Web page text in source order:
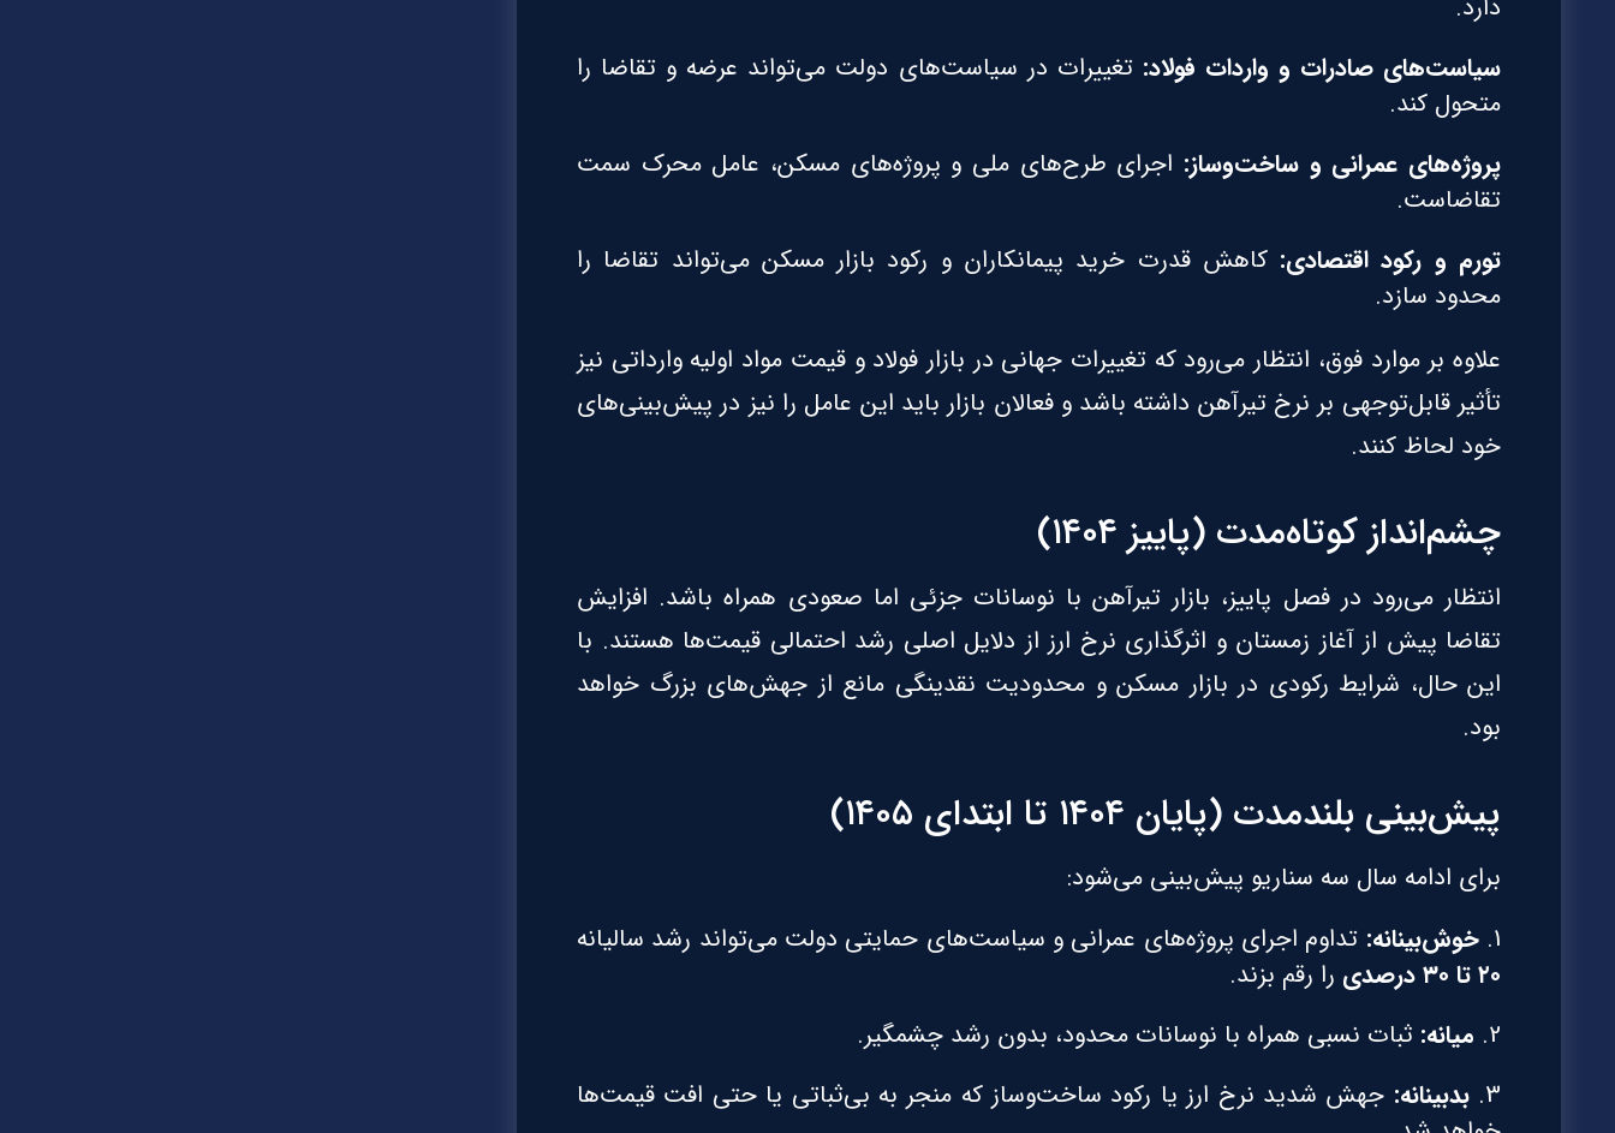
دارد.
سیاست‌های صادرات و واردات فولاد: تغییرات در سیاست‌های دولت می‌تواند عرضه و تقاضا را
متحول کند.
پروژه‌های عمرانی و ساخت‌وساز: اجرای طرح‌های ملی و پروژه‌های مسکن، عامل محرک سمت
تقاضاست.
تورم و رکود اقتصادی: کاهش قدرت خرید پیمانکاران و رکود بازار مسکن می‌تواند تقاضا را
محدود سازد.
علاوه بر موارد فوق، انتظار می‌رود که تغییرات جهانی در بازار فولاد و قیمت مواد اولیه وارداتی نیز
تأثیر قابل‌توجهی بر نرخ تیرآهن داشته باشد و فعالان بازار باید این عامل را نیز در پیش‌بینی‌های
خود لحاظ کنند.
چشم‌انداز کوتاه‌مدت (پاییز ۱۴۰۴)
انتظار می‌رود در فصل پاییز، بازار تیرآهن با نوسانات جزئی اما صعودی همراه باشد. افزایش
تقاضا پیش از آغاز زمستان و اثرگذاری نرخ ارز از دلایل اصلی رشد احتمالی قیمت‌ها هستند. با
این حال، شرایط رکودی در بازار مسکن و محدودیت نقدینگی مانع از جهش‌های بزرگ خواهد
بود.
پیش‌بینی بلندمدت (پایان ۱۴۰۴ تا ابتدای ۱۴۰۵)
برای ادامه سال سه سناریو پیش‌بینی می‌شود:
خوش‌بینانه: تداوم اجرای پروژه‌های عمرانی و سیاست‌های حمایتی دولت می‌تواند رشد سالیانه
۲۰ تا ۳۰ درصدی
را رقم بزند.
میانه: ثبات نسبی همراه با نوسانات محدود، بدون رشد چشمگیر.
بدبینانه: جهش شدید نرخ ارز یا رکود ساخت‌وساز که منجر به بی‌ثباتی یا حتی افت قیمت‌ها